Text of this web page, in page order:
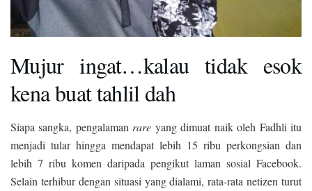
Mujur ingat…kalau tidak esok
kena buat tahlil dah
Siapa sangka, pengalaman rare yang dimuat naik oleh Fadhli itu
menjadi tular hingga mendapat lebih 15 ribu perkongsian dan
lebih 7 ribu komen daripada pengikut laman sosial Facebook.
Selain terhibur dengan situasi yang dialami, rata-rata netizen turut